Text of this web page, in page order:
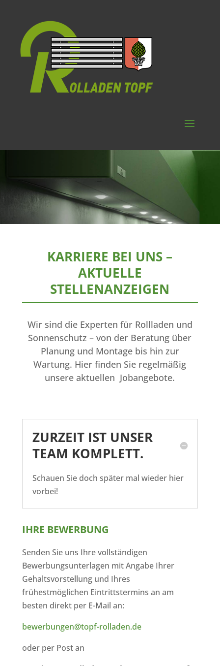
KARRIERE BEI UNS –
AKTUELLE
STELLENANZEIGEN
Wir sind die Experten für Rollladen und
Sonnenschutz – von der Beratung über
Planung und Montage bis hin zur
Wartung. Hier finden Sie regelmäßig
unsere aktuellen Jobangebote.
ZURZEIT IST UNSER
TEAM KOMPLETT.
Schauen Sie doch später mal wieder hier
vorbei!
IHRE BEWERBUNG
Senden Sie uns Ihre vollständigen
Bewerbungsunterlagen mit Angabe Ihrer
Gehaltsvorstellung und Ihres
frühestmöglichen Eintrittstermins an am
besten direkt per E-Mail an:
bewerbungen@topf-rolladen.de
oder per Post an